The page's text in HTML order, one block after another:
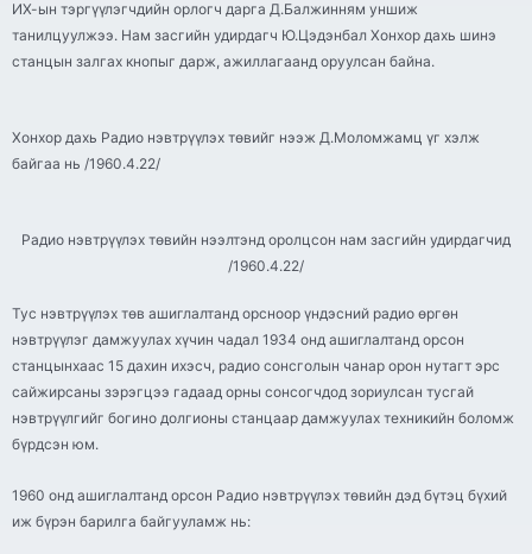
ИХ-ын тэргүүлэгчдийн орлогч дарга Д.Балжинням уншиж
танилцуулжээ. Нам засгийн удирдагч Ю.Цэдэнбал Хонхор дахь шинэ
станцын залгах кнопыг дарж, ажиллагаанд оруулсан байна.
Хонхор дахь Радио нэвтрүүлэх төвийг нээж Д.Моломжамц үг хэлж
байгаа нь /1960.4.22/
Радио нэвтрүүлэх төвийн нээлтэнд оролцсон нам засгийн удирдагчид
/1960.4.22/
Тус нэвтрүүлэх төв ашиглалтанд орсноор үндэсний радио өргөн
нэвтрүүлэг дамжуулах хүчин чадал 1934 онд ашиглалтанд орсон
станцынхаас 15 дахин ихэсч, радио сонсголын чанар орон нутагт эрс
сайжирсаны зэрэгцээ гадаад орны сонсогчдод зориулсан тусгай
нэвтрүүлгийг богино долгионы станцаар дамжуулах техникийн боломж
бүрдсэн юм.
1960 онд ашиглалтанд орсон Радио нэвтрүүлэх төвийн дэд бүтэц бүхий
иж бүрэн барилга байгууламж нь: